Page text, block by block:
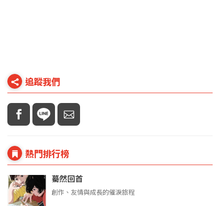
追蹤我們
熱門排行榜
驀然回首
創作、友情與成長的催淚旅程